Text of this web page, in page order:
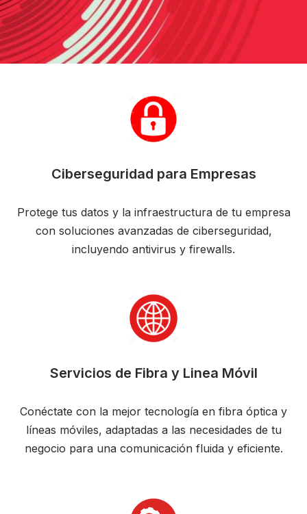
Ciberseguridad para Empresas
Protege tus datos y la infraestructura de tu empresa
con soluciones avanzadas de ciberseguridad,
incluyendo antivirus y firewalls.
Servicios de Fibra y Linea Móvil
Conéctate con la mejor tecnología en fibra óptica y
líneas móviles, adaptadas a las necesidades de tu
negocio para una comunicación fluida y eficiente.